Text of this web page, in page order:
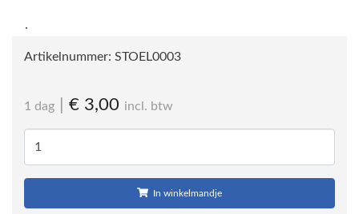
Artikelnummer: STOEL0003
1 dag € 3,00 incl. btw
In winkelmandje